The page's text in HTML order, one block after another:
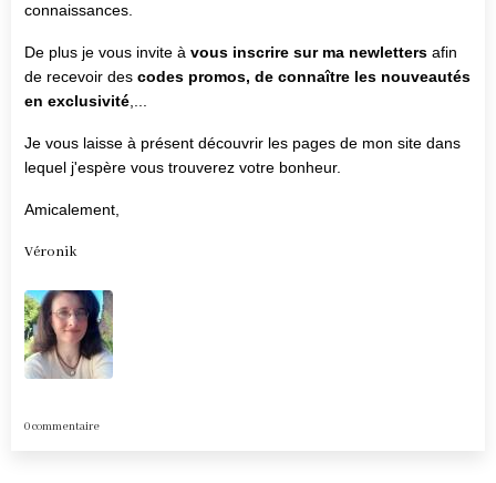
connaissances.
De plus je vous invite à vous inscrire sur ma newletters afin
de recevoir des codes promos, de connaître les nouveautés
en exclusivité
Je vous laisse à présent découvrir les pages de mon site dans
lequel j'espère vous trouverez votre bonheur.
Amicalement,
Véronik
0 commentaire